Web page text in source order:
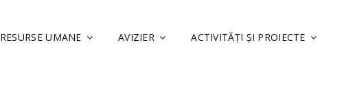
RESURSE UMANE AVIZIER ACTIVITĂȚI ȘI PROIECTE